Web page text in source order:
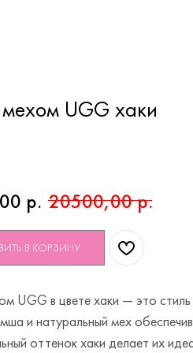
мехом UGG хаки
р. 20500,00 р.
В КОРЗИНУ
UGG в цвете хаки — это
и натуральный мех
оттенок хаки делает их